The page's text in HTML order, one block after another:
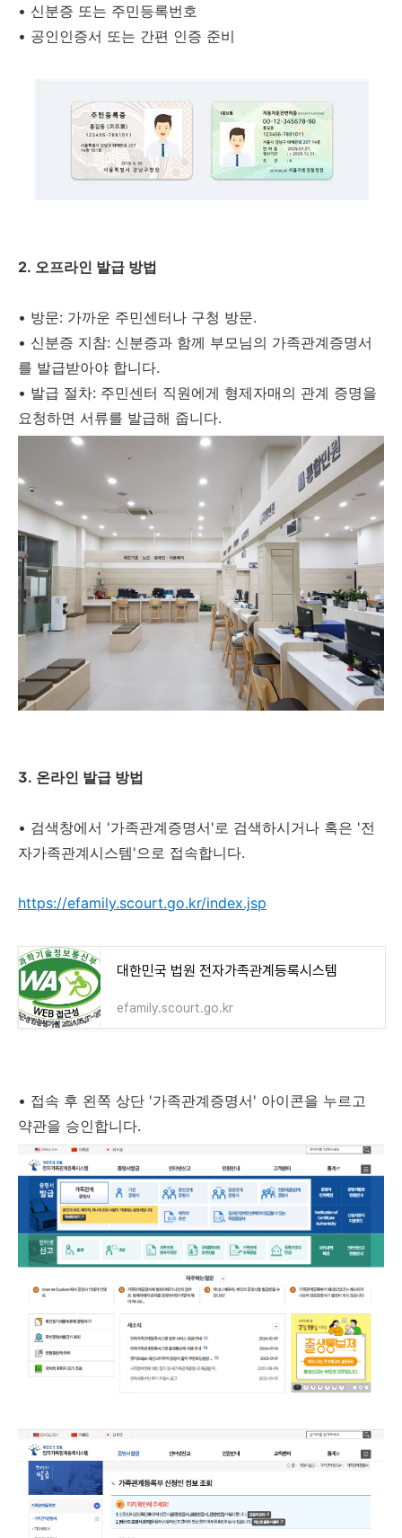
• 신분증 또는 주민등록번호
• 공인인증서 또는 간편 인증 준비
2. 오프라인 발급 방법
• 방문: 가까운 주민센터나 구청 방문.
• 신분증 지참: 신분증과 함께 부모님의 가족관계증명서
를 발급받아야 합니다.
• 발급 절차: 주민센터 직원에게 형제자매의 관계 증명을
요청하면 서류를 발급해 줍니다.
3. 온라인 발급 방법
• 검색창에서 '가족관계증명서'로 검색하시거나 혹은 '전
자가족관계시스템'으로 접속합니다.
https://efamily.scourt.go.kr/index.jsp
대한민국 법원 전자가족관계등록시스템
efamily.scourt.go.kr
• 접속 후 왼쪽 상단 '가족관계증명서' 아이콘을 누르고
약관을 승인합니다.